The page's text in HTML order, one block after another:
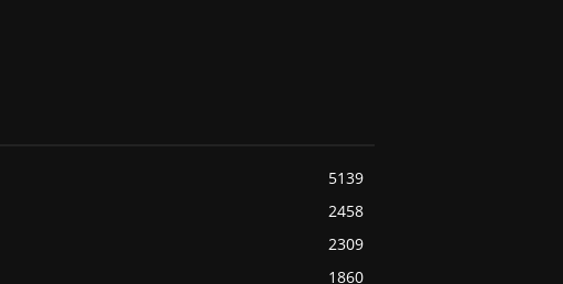
5139
2458
2309
1860